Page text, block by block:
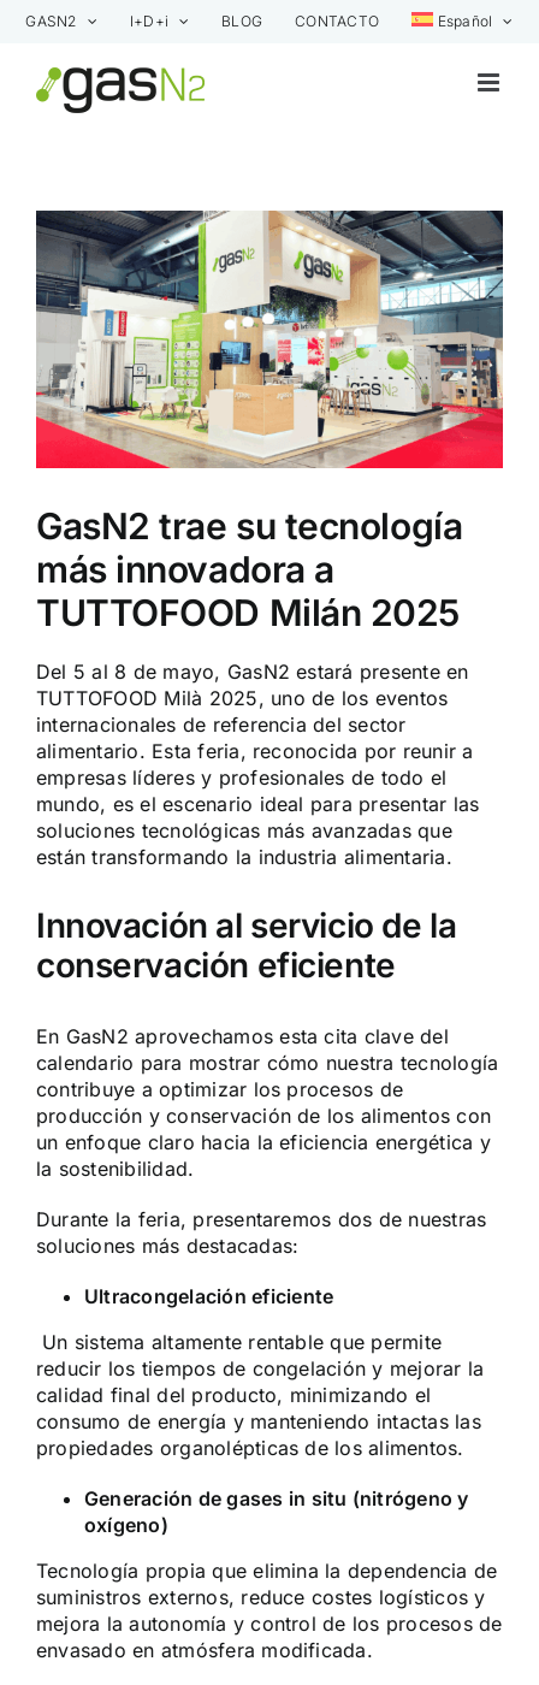
Saltar
contenido
GASN2 I+D+i BLOG CONTACTO Español
Ver
imagen
más
grande
GasN2 trae su tecnología
más innovadora a
TUTTOFOOD Milán 2025
Del 5 al 8 de mayo, GasN2 estará presente en
TUTTOFOOD Milà 2025, uno de los eventos
internacionales de referencia del sector
alimentario. Esta feria, reconocida por reunir a
empresas líderes y profesionales de todo el
mundo, es el escenario ideal para presentar las
soluciones tecnológicas más avanzadas que
están transformando la industria alimentaria.
Innovación al servicio de la
conservación eficiente
En GasN2 aprovechamos esta cita clave del
calendario para mostrar cómo nuestra tecnología
contribuye a optimizar los procesos de
producción y conservación de los alimentos con
un enfoque claro hacia la eficiencia energética y
la sostenibilidad.
Durante la feria, presentaremos dos de nuestras
soluciones más destacadas:
Ultracongelación eficiente
Un sistema altamente rentable que permite
reducir los tiempos de congelación y mejorar la
calidad final del producto, minimizando el
consumo de energía y manteniendo intactas las
propiedades organolépticas de los alimentos.
Generación de gases in situ (nitrógeno y
oxígeno)
Tecnología propia que elimina la dependencia de
suministros externos, reduce costes logísticos y
mejora la autonomía y control de los procesos de
envasado en atmósfera modificada.